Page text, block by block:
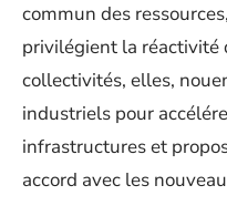
commun des
privilégient la réactivité
collectivités, elles,
industriels pour
infrastructures et
accord avec les